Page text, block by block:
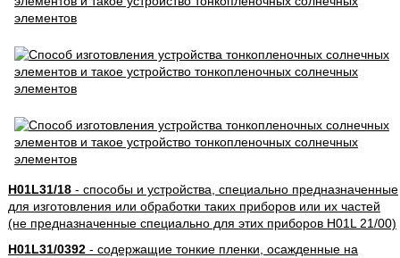
H01L31/18- способы и устройства, специально предназначенные
для изготовления или обработки таких приборов или их частей
(не предназначенные специально для этих приборов H01L 21/00)
H01L31/0392- содержащие тонкие пленки, осажденные на